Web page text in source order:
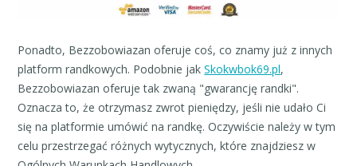
Ponadto, Bezzobowiazan oferuje coś, co znamy już z innych
platform randkowych. Podobnie jakSkokwbok69.pl,
Bezzobowiazan oferuje tak zwaną "gwarancję randki".
Oznacza to, że otrzymasz zwrot pieniędzy, jeśli nie udało Ci
się na platformie umówić na randkę. Oczywiście należy w tym
celu przestrzegać różnych wytycznych, które znajdziesz w